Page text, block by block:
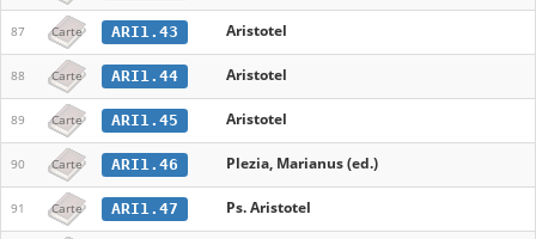
87 Carte ARI1.43 Aristotel
88 Carte ARI1.44 Aristotel
89 Carte ARI1.45 Aristotel
90 Carte ARI1.46 Plezia, Marianus (ed.)
91 Carte ARI1.47 Ps. Aristotel